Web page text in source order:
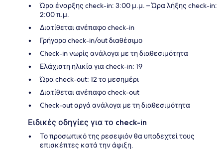
Ώρα έναρξης check-in: 3:00 μ.μ. – Ώρα λήξης check-in:
2:00 π.μ.
Διατίθεται ανέπαφο check-in
Γρήγορο check-in/out διαθέσιμο
Check-in νωρίς ανάλογα με τη διαθεσιμότητα
Ελάχιστη ηλικία για check-in: 19
Ώρα check-out: 12 το μεσημέρι
Διατίθεται ανέπαφο check-out
Check-out αργά ανάλογα με τη διαθεσιμότητα
Ειδικές οδηγίες για το check-in
Το προσωπικό της ρεσεψιόν θα υποδεχτεί τους
επισκέπτες κατά την άφιξη.